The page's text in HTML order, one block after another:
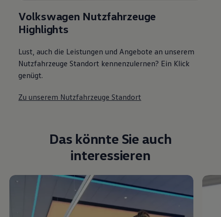
Volkswagen Nutzfahrzeuge
Highlights
Lust, auch die Leistungen und Angebote an unserem
Nutzfahrzeuge Standort kennenzulernen? Ein Klick
genügt.
Zu unserem Nutzfahrzeuge Standort
Das könnte Sie auch
interessieren